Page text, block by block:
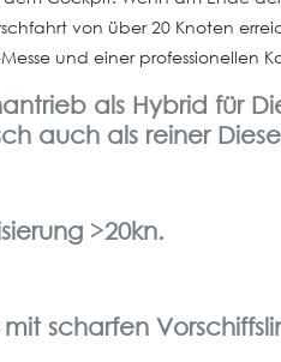
von über 20 Knoten
und einer professionellen
als Hybrid für
auch als reiner
>20kn.
scharfen